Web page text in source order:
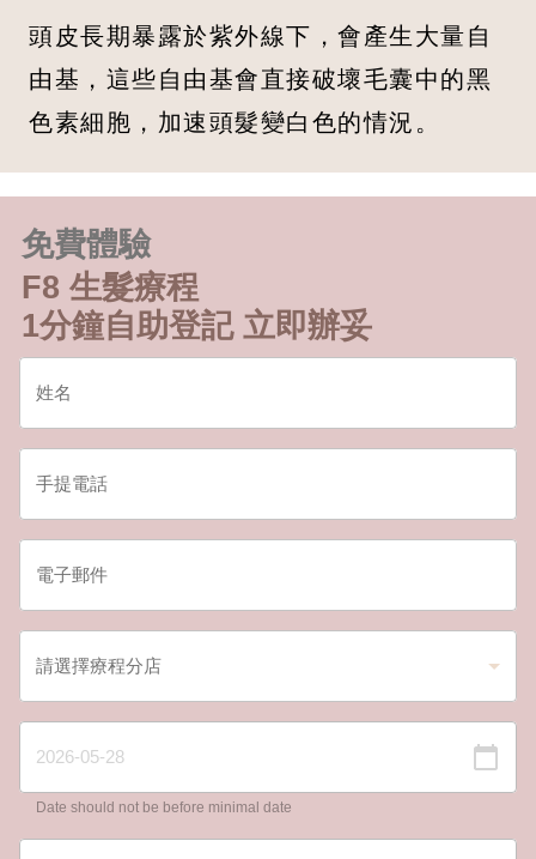
頭皮長期暴露於紫外線下，會產生大量自
由基，這些自由基會直接破壞毛囊中的黑
色素細胞，加速頭髮變白色的情況。
免費體驗
F8 生髮療程
1分鐘自助登記 立即辦妥
Date should not be before minimal date